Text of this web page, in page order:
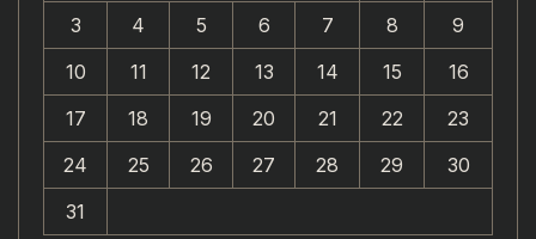
3
4 5 6 7 8
9
10
11 12 13 14 15
16
17
18 19 20 21 22
23
24
25 26 27 28 29
30
31